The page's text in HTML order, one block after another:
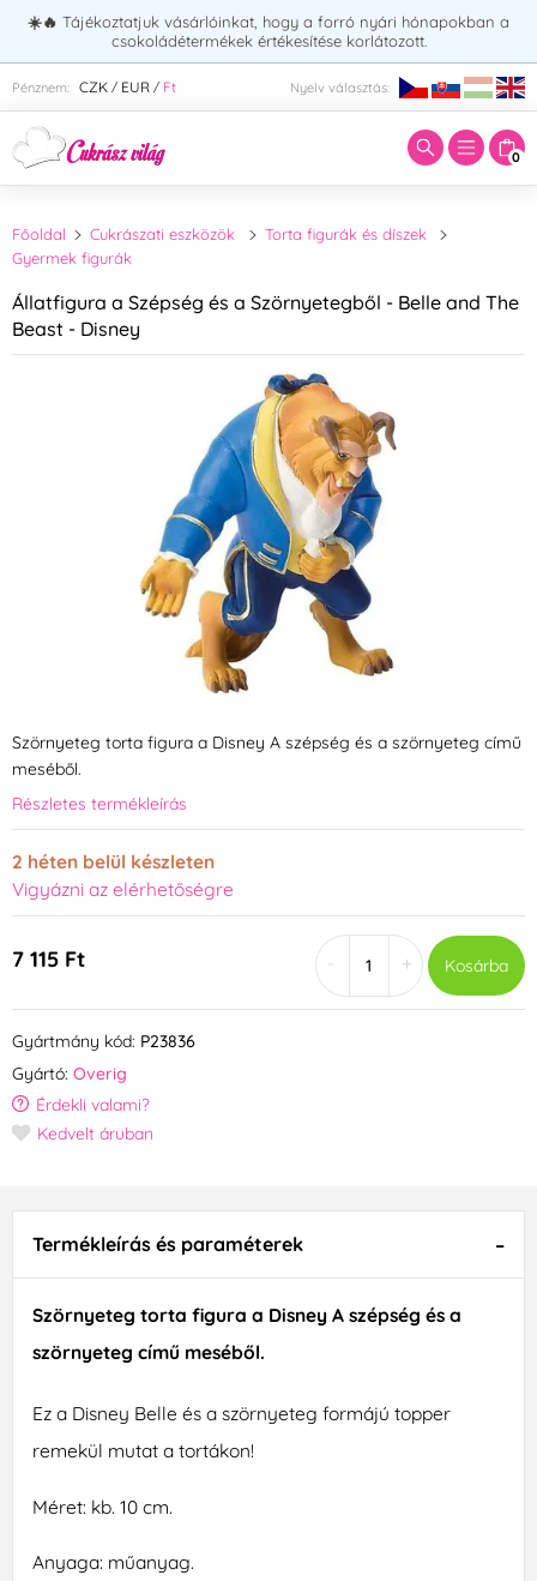
☀️🔥 Tájékoztatjuk vásárlóinkat, hogy a forró nyári hónapokban a
csokoládétermékek értékesítése korlátozott.
Pénznem: CZK / EUR / Ft Nyelv választás:
0
Adja meg a keresett kifejezést:
Főoldal Cukrászati eszközök
Torta figurák és díszek
Gyermek figurák
Állatfigura a Szépség és a Szörnyetegből - Belle and The
Beast - Disney
Szörnyeteg torta figura a Disney A szépség és a szörnyeteg című
meséből.
Részletes termékleírás
2 héten belül készleten
Vigyázni az elérhetőségre
7 115 Ft + Kosárba
Gyártmány kód: P23836
Gyártó: Overig
Érdekli valami?
Kedvelt áruban
Termékleírás és paraméterek
Szörnyeteg torta figura a Disney A szépség és a
szörnyeteg című meséből.
Ez a Disney Belle és a szörnyeteg formájú topper
remekül mutat a tortákon!
Méret: kb. 10 cm.
Anyaga: műanyag.